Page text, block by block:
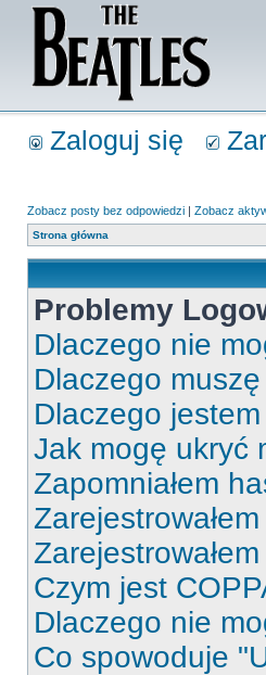
Zaloguj się
Zobacz posty bez odpowiedzi | Zobacz
Strona główna
Problemy
Dlaczego nie
Dlaczego
Dlaczego
Jak mogę ukryć
Zapomniałem
Czym jest
Dlaczego nie
Co spowoduje